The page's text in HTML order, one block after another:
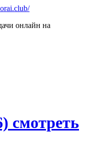
онлайн на
смотреть